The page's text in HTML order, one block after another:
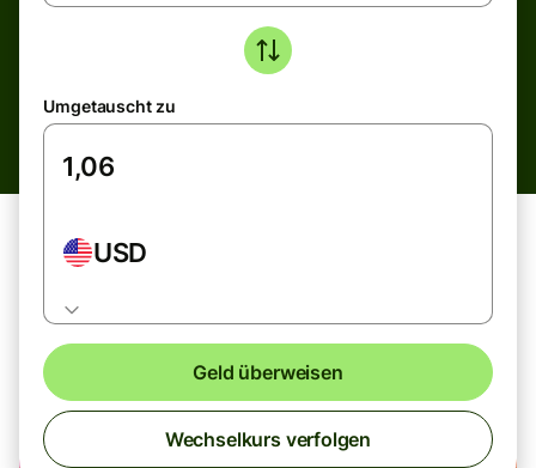
Umgetauscht zu
USD
Geld überweisen
Wechselkurs verfolgen